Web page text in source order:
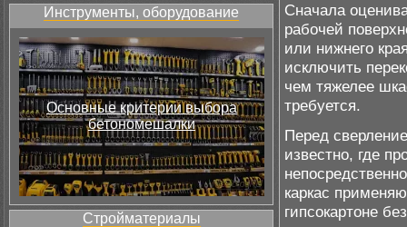
Инструменты, оборудование
Основные критерии выбора
бетономешалки
Стройматериалы
Сначала
рабочей
или нижнего
исключить
чем тяжелее
требуется.
Перед
известно, где
каркас
гипсокартоне